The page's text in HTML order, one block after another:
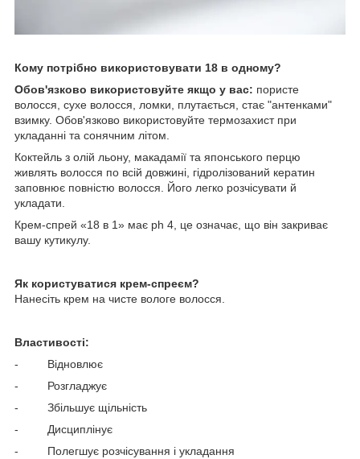
Кому потрібно використовувати 18 в одному?
Обов'язково використовуйте якщо у вас: пористе
волосся, сухе волосся, ломки, плутається, стає "антенками"
взимку. Обов'язково використовуйте термозахист при
укладанні та сонячним літом.
Коктейль з олій льону, макадамії та японського перцю
живлять волосся по всій довжині, гідролізований кератин
заповнює повністю волосся. Його легко розчісувати й
укладати.
Крем-спрей «18 в 1» має ph 4, це означає, що він закриває
вашу кутикулу.
Як користуватися крем-спреєм?
Нанесіть крем на чисте вологе волосся.
Властивості:
- Відновлює
- Розгладжує
- Збільшує щільність
- Дисциплінує
- Полегшує розчісування і укладання